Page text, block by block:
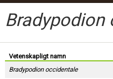
Bradypodion
Vetenskapligt namn
Bradypodion occidentale
Användarnamn:
Lösenord: